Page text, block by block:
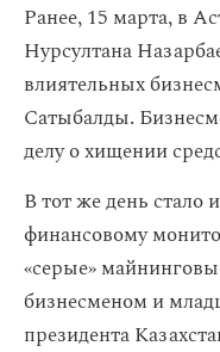
Ранее, 15 марта, в
Нурсултана
влиятельных
Сатыбалды.
делу о хищении
В тот же день стало
финансовому
«серые»
бизнесменом и
президента